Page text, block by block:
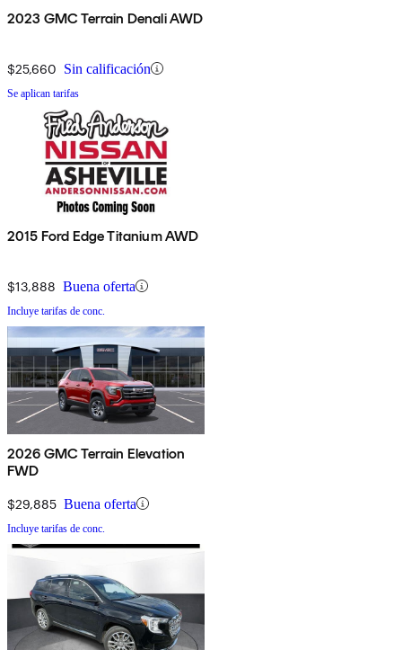
2023 GMC Terrain Denali AWD
$25,660 Sin calificación
Se aplican tarifas
2015 Ford Edge Titanium AWD
$13,888 Buena oferta
Incluye tarifas de conc.
2026 GMC Terrain Elevation
FWD
$29,885 Buena oferta
Incluye tarifas de conc.